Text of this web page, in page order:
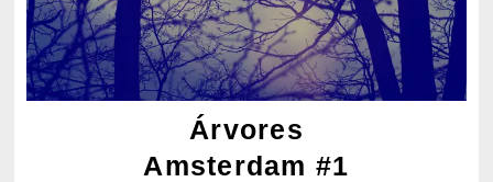
Árvores
Amsterdam #1